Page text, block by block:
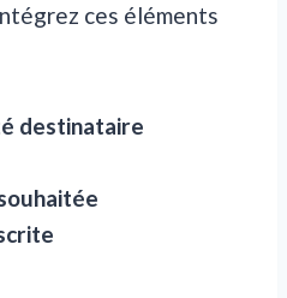
ces éléments
destinataire